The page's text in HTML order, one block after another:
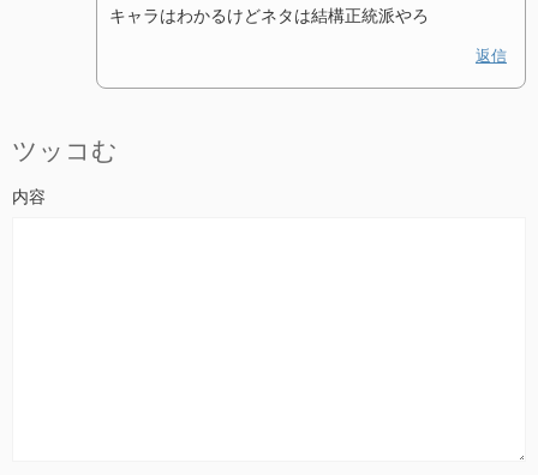
キャラはわかるけどネタは結構正統派やろ
返信
ツッコむ